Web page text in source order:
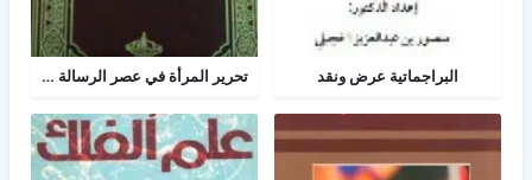
البراجماتية عرض ونقد تحرير المرأة في عصر الرسالة جــ 2